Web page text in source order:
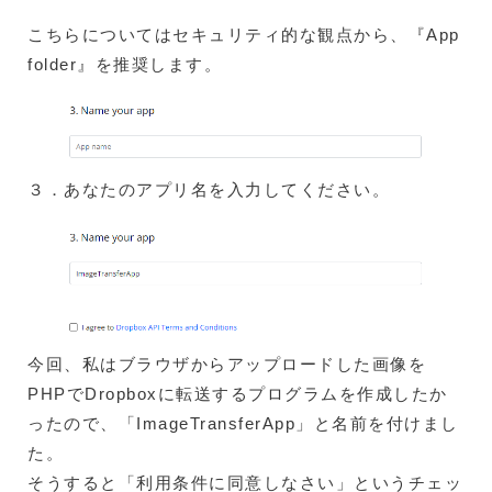
こちらについてはセキュリティ的な観点から、『App
folder』を推奨します。
３．あなたのアプリ名を入力してください。
今回、私はブラウザからアップロードした画像を
PHPでDropboxに転送するプログラムを作成したか
ったので、「ImageTransferApp」と名前を付けまし
た。
そうすると「利用条件に同意しなさい」というチェッ